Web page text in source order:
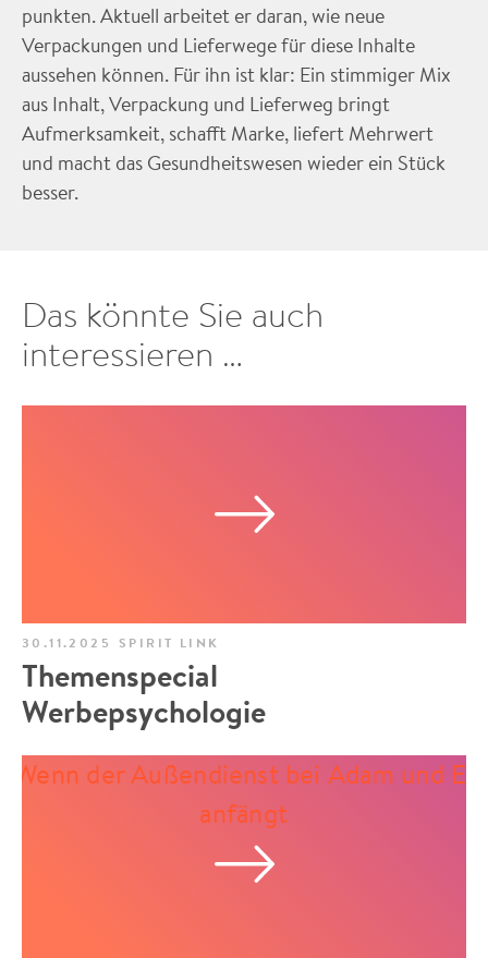
punkten. Aktuell arbeitet er daran, wie neue
Verpackungen und Lieferwege für diese Inhalte
aussehen können. Für ihn ist klar: Ein stimmiger Mix
aus Inhalt, Verpackung und Lieferweg bringt
Aufmerksamkeit, schafft Marke, liefert Mehrwert
und macht das Gesundheitswesen wieder ein Stück
besser.
Das könnte Sie auch
interessieren …
30.11.2025 SPIRIT LINK
Themenspecial
Werbepsychologie